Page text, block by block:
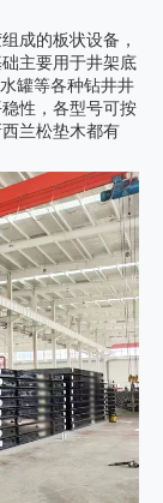
成的板状设备，
主要用于井架底
罐等各种钻井井
性，各型号可按
兰松垫木都有